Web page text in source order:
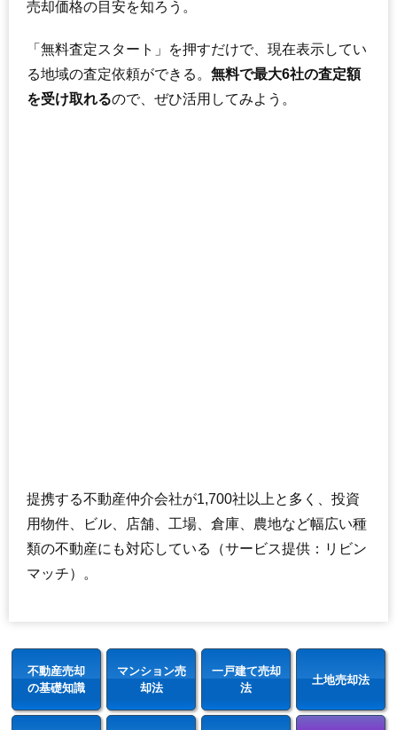
売却価格の目安を知ろう。
「無料査定スタート」を押すだけで、現在表示してい
る地域の査定依頼ができる。 無料で最大6社の査定額
を受け取れるので、ぜひ活用してみよう。
提携する不動産仲介会社が1,700社以上と多く、投資
用物件、ビル、店舗、工場、倉庫、農地など幅広い種
類の不動産にも対応している（サービス提供：リビン
マッチ）。
不動産売却
の基礎知識
マンション売
却法
一戸建て売却
法
土地売却法